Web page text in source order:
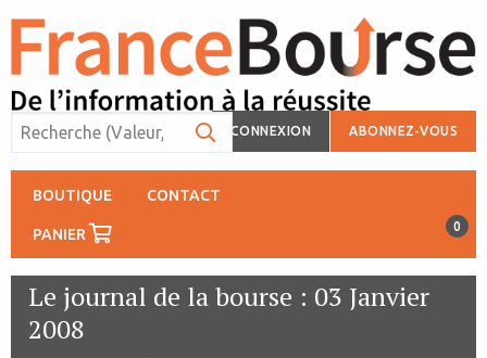
CONNEXION ABONNEZ-VOUS
BOUTIQUE CONTACT
PANIER 0
Le journal de la bourse : 03 Janvier
2008